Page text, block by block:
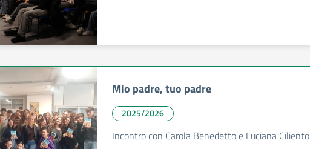
Mio padre, tuo padre
2025/2026
Incontro con Carola Benedetto e Luciana Ciliento